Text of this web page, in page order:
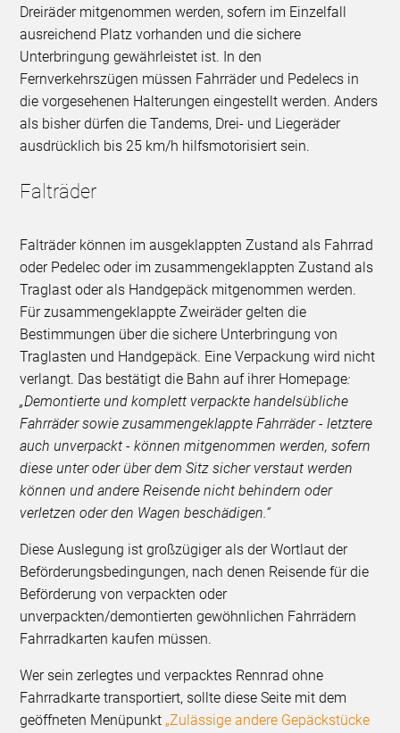
Dreiräder mitgenommen werden, sofern im Einzelfall
ausreichend Platz vorhanden und die sichere
Unterbringung gewährleistet ist. In den
Fernverkehrszügen müssen Fahrräder und Pedelecs in
die vorgesehenen Halterungen eingestellt werden. Anders
als bisher dürfen die Tandems, Drei- und Liegeräder
ausdrücklich bis 25 km/h hilfsmotorisiert sein.
Falträder
Falträder können im ausgeklappten Zustand als Fahrrad
oder Pedelec oder im zusammengeklappten Zustand als
Traglast oder als Handgepäck mitgenommen werden.
Für zusammengeklappte Zweiräder gelten die
Bestimmungen über die sichere Unterbringung von
Traglasten und Handgepäck. Eine Verpackung wird nicht
verlangt. Das bestätigt die Bahn auf ihrer Homepage:
„Demontierte und komplett verpackte handelsübliche
Fahrräder sowie zusammengeklappte Fahrräder - letztere
auch unverpackt - können mitgenommen werden, sofern
diese unter oder über dem Sitz sicher verstaut werden
können und andere Reisende nicht behindern oder
verletzen oder den Wagen beschädigen.“
Diese Auslegung ist großzügiger als der Wortlaut der
Beförderungsbedingungen, nach denen Reisende für die
Beförderung von verpackten oder
unverpackten/demontierten gewöhnlichen Fahrrädern
Fahrradkarten kaufen müssen.
Wer sein zerlegtes und verpacktes Rennrad ohne
Fahrradkarte transportiert, sollte diese Seite mit dem
geöffneten Menüpunkt „Zulässige andere Gepäckstücke